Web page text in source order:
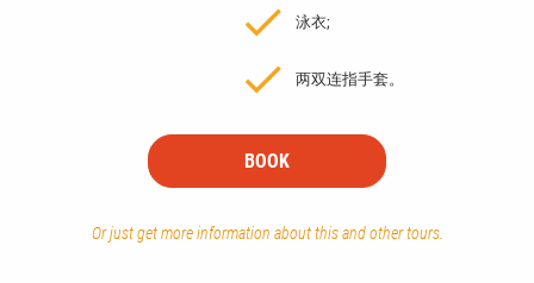
泳衣;
两双连指手套。
BOOK
Or just get more information about this and other tours.